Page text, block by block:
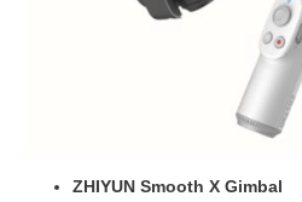
ZHIYUN Smooth X Gimbal